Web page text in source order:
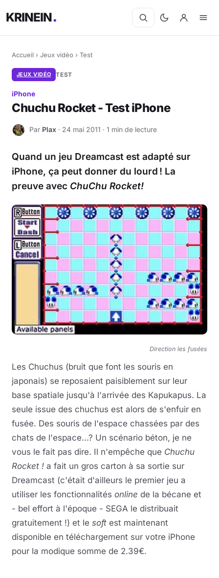
KRINEIN
Accueil › Jeux vidéo › Test
JEUX VIDÉO TEST
iPhone
Chuchu Rocket - Test iPhone
P Par Plax · 24 mai 2011 · 1 min de lecture
Quand un jeu Dreamcast est adapté sur
iPhone, ça peut donner du lourd ! La
preuve avec ChuChu Rocket!
Direction les fusées
Les Chuchus (bruit que font les souris en
japonais) se reposaient paisiblement sur leur
base spatiale jusqu'à l'arrivée des Kapukapus. La
seule issue des chuchus est alors de s'enfuir en
fusée. Des souris de l'espace chassées par des
chats de l'espace...? Un scénario béton, je ne
vous le fait pas dire. Il n'empêche que Chuchu
Rocket ! a fait un gros carton à sa sortie sur
Dreamcast (c'était d'ailleurs le premier jeu a
utiliser les fonctionnalités online de la bécane et
- bel effort à l'époque - SEGA le distribuait
gratuitement !) et le soft est maintenant
disponible en téléchargement sur votre iPhone
pour la modique somme de 2.39€.